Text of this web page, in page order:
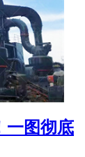
一图彻底